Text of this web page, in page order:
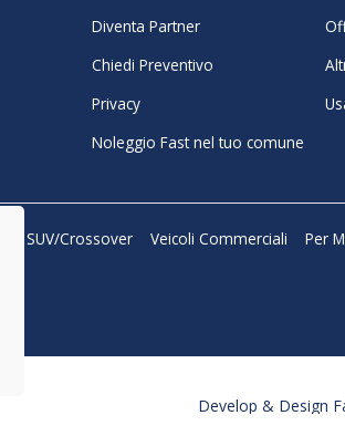
Diventa Partner
Chiedi Preventivo
Privacy
Noleggio Fast nel tuo comune
SUV/Crossover Veicoli Commerciali Per
Develop & Design